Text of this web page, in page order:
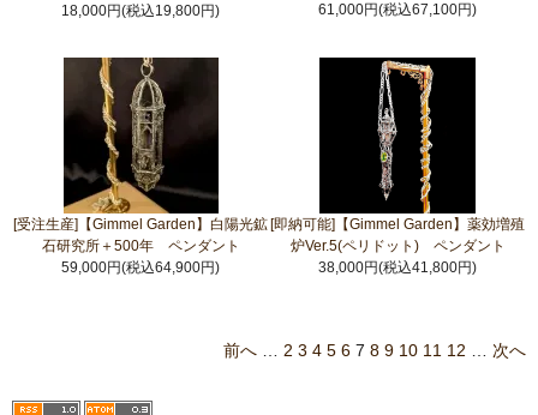
18,000円(税込19,800円)
61,000円(税込67,100円)
[受注生産]【Gimmel Garden】白陽光鉱
石研究所＋500年 ペンダント
59,000円(税込64,900円)
[即納可能]【Gimmel Garden】薬効増殖
炉Ver.5(ペリドット) ペンダント
38,000円(税込41,800円)
前へ 2 3 4 5 6 7 8 9 10 11 12 次へ